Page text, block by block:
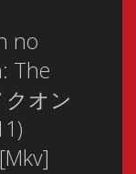
no
The
クオン